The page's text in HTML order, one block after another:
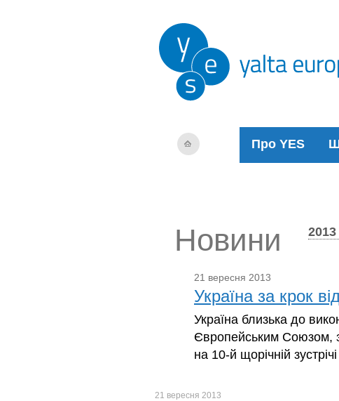
Про YES
Новини 2013
21 вересня 2013
Україна за крок
Україна близька до
Європейським Союзом,
на 10-й щорічній
21 вересня 2013